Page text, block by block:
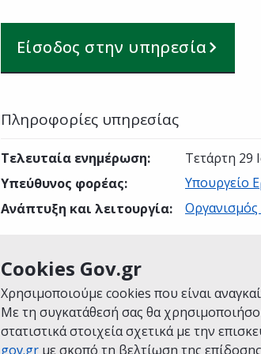
Cookies Gov.gr
Χρησιμοποιούμε cookies που είναι
Με τη συγκατάθεσή σας θα
στατιστικά στοιχεία σχετικά με την
gov.gr με σκοπό τη βελτίωση της
Είσοδος στην υπηρεσία
Πληροφορίες υπηρεσίας
Τελευταία ενημέρωση:
Τετάρτη 29
Υπεύθυνος φορέας:
Υπουργείο
Ανάπτυξη και λειτουργία:
Είναι χρήσιμη αυτή η σελίδα;